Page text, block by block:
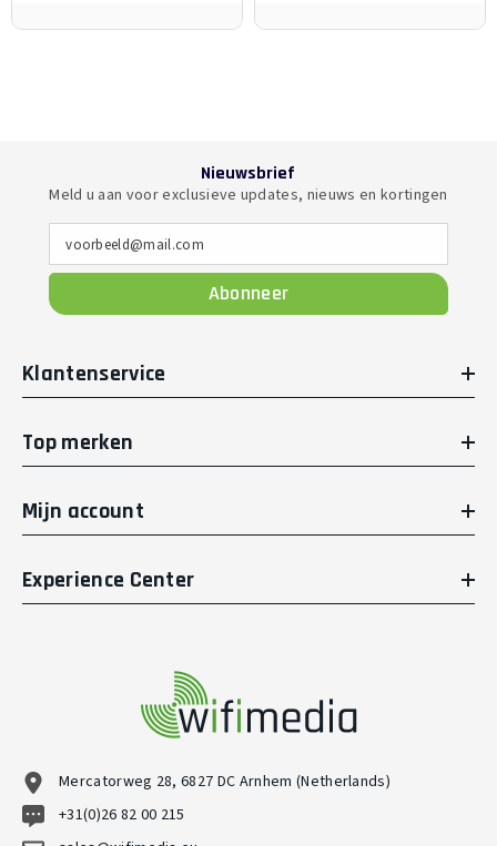
Nieuwsbrief
Meld u aan voor exclusieve updates, nieuws en kortingen
voorbeeld@mail.com
Abonneer
Klantenservice
Top merken
Mijn account
Experience Center
Mercatorweg 28, 6827 DC Arnhem (Netherlands)
+31(0)26 82 00 215